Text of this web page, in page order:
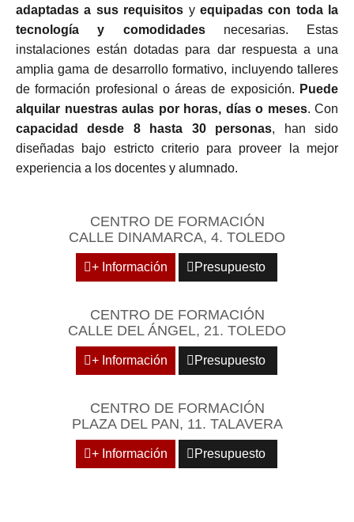
adaptadas a sus requisitos y equipadas con toda la
tecnología y comodidadesnecesarias. Estas
instalaciones están dotadas para dar respuesta a una
amplia gama de desarrollo formativo, incluyendo talleres
de formación profesional o áreas de exposición. Puede
alquilar nuestras aulas por horas, días o meses. Con
capacidad desde 8 hasta 30 personas, han sido
diseñadas bajo estricto criterio para proveer la mejor
experiencia a los docentes y alumnado.
CENTRO DE FORMACIÓN
CALLE DINAMARCA, 4. TOLEDO
+ Información Presupuesto
CENTRO DE FORMACIÓN
CALLE DEL ÁNGEL, 21. TOLEDO
+ Información Presupuesto
CENTRO DE FORMACIÓN
PLAZA DEL PAN, 11. TALAVERA
+ Información Presupuesto